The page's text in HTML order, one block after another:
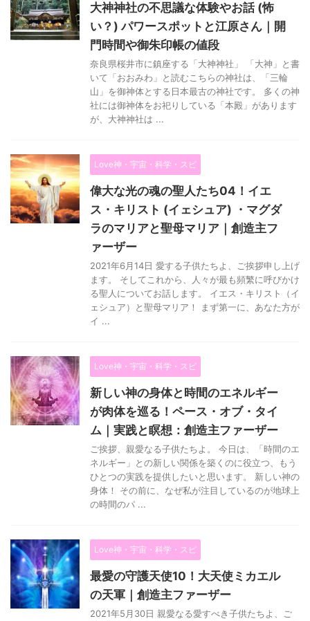
大神神社の不思議な体験やお話 (怖
い？) パワースポットと江原さん｜開
門時間や御朱印帳の値段
奈良県桜井市に鎮座する「大神神社」 「大神」と書
いて「おおみわ」と読むこちらの神社は、「三輪
山」を御神体とする日本最古の神社です。 多くの神
社には御神体をお祀りしている「本殿」があります
が、大神神社は ...
Love神・宇宙・科学・スピ
偉大な光の魂の聖人たち04！イエ
ス・キリスト (イェシュア) ・マグダ
ラのマリアと聖母マリア｜創造主フ
ァーザー
2021年6月14日 愛する子供たちよ、ご挨拶申し上げ
ます。 そしてこれから、人々が最も頻繁に呼びかけ
る聖人についてお話します。 イエス・キリスト（イ
ェシュア）と聖母マリア！ まず第一に、あなた方が
イ ...
Love神・宇宙・科学・スピ
新しい神の身体と時間のエネルギー
が肉体を巡る！ペース・オブ・タイ
ム｜実践と瞑想：創造主ファーザー
ご挨拶、親愛なる子供たちよ。 今日は、「時間のエ
ネルギー」との新しい関係を築くのに役立つ、もう
ひとつの実践を提供したいと思います。 新しい神の
身体！ その前に、なぜ私が注目しているのが地球上
の時間のパ ...
Love神・宇宙・科学・スピ
最愛の守護天使10！大天使ミカエル
の天軍｜創造主ファーザー
2021年5月30日 親愛なる愛すべき子供たちよ、ご